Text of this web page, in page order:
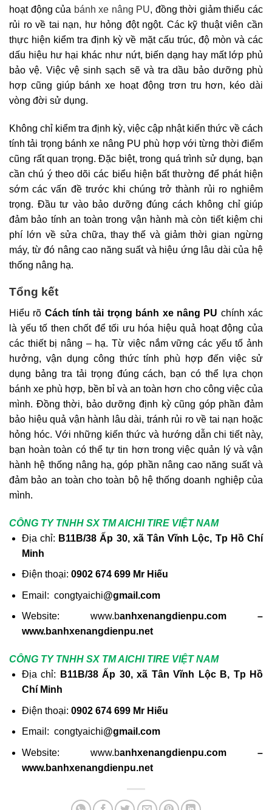
hoạt động của bánh xe nâng PU, đồng thời giảm thiểu các
rủi ro về tai nạn, hư hỏng đột ngột. Các kỹ thuật viên cần
thực hiện kiểm tra định kỳ về mặt cấu trúc, độ mòn và các
dấu hiệu hư hại khác như nứt, biến dạng hay mất lớp phủ
bảo vệ. Việc vệ sinh sạch sẽ và tra dầu bảo dưỡng phù
hợp cũng giúp bánh xe hoạt động trơn tru hơn, kéo dài
vòng đời sử dụng.
Không chỉ kiểm tra định kỳ, việc cập nhật kiến thức về cách
tính tải trọng bánh xe nâng PU phù hợp với từng thời điểm
cũng rất quan trọng. Đặc biệt, trong quá trình sử dụng, bạn
cần chú ý theo dõi các biểu hiện bất thường để phát hiện
sớm các vấn đề trước khi chúng trở thành rủi ro nghiêm
trọng. Đầu tư vào bảo dưỡng đúng cách không chỉ giúp
đảm bảo tính an toàn trong vận hành mà còn tiết kiệm chi
phí lớn về sửa chữa, thay thế và giảm thời gian ngừng
máy, từ đó nâng cao năng suất và hiệu ứng lâu dài của hệ
thống nâng hạ.
Tổng kết
Hiểu rõ Cách tính tải trọng bánh xe nâng PU chính xác
là yếu tố then chốt để tối ưu hóa hiệu quả hoạt động của
các thiết bị nâng – hạ. Từ việc nắm vững các yếu tố ảnh
hưởng, vận dụng công thức tính phù hợp đến việc sử
dụng bảng tra tải trọng đúng cách, bạn có thể lựa chọn
bánh xe phù hợp, bền bỉ và an toàn hơn cho công việc của
mình. Đồng thời, bảo dưỡng định kỳ cũng góp phần đảm
bảo hiệu quả vận hành lâu dài, tránh rủi ro về tai nạn hoặc
hỏng hóc. Với những kiến thức và hướng dẫn chi tiết này,
bạn hoàn toàn có thể tự tin hơn trong việc quản lý và vận
hành hệ thống nâng hạ, góp phần nâng cao năng suất và
đảm bảo an toàn cho toàn bộ hệ thống doanh nghiệp của
mình.
CÔNG TY TNHH SX TM AICHI TIRE VIỆT NAM
Địa chỉ: B11B/38 Ấp 30, xã Tân Vĩnh Lộc, Tp Hồ Chí
Minh
Điện thoại: 0902 674 699 Mr Hiếu
Email: congtyaichi@gmail.com
Website: www.banhxenangdienpu.com –
www.banhxenangdienpu.net
CÔNG TY TNHH SX TM AICHI TIRE VIỆT NAM
Địa chỉ:
B11B/38 Ấp 30, xã Tân Vĩnh Lộc B, Tp Hồ
Chí Minh
Điện thoại: 0902 674 699 Mr Hiếu
Email: congtyaichi@gmail.com
Website: www.banhxenangdienpu.com –
www.banhxenangdienpu.net